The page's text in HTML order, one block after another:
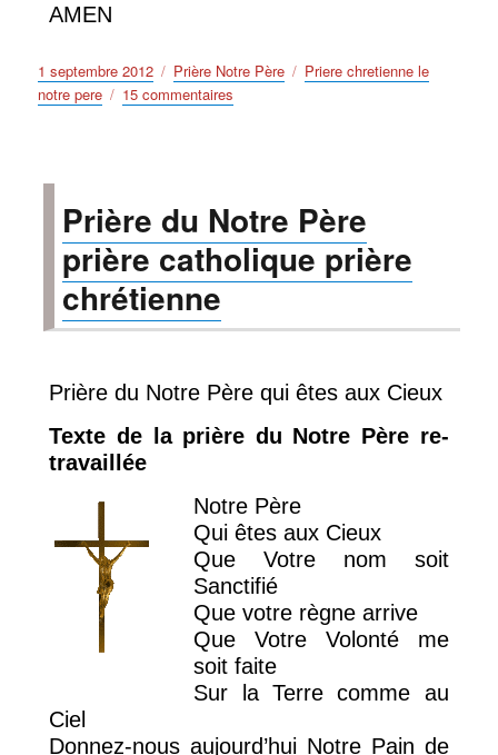
AMEN
Publié
le
1 septembre 2012 Catégories
Prière Notre Père Étiquettes
Priere chretienne le
notre pere
15 commentaires
pere
Prière du Notre Père
prière catholique prière
chrétienne
Prière du Notre Père qui êtes aux Cieux
Texte de la prière du Notre Père re-
travaillée
Notre Père
Qui êtes aux Cieux
Que Votre nom soit
Sanctifié
Que votre règne arrive
Que Votre Volonté me
soit faite
Sur la Terre comme au
Ciel
Donnez-nous aujourd’hui Notre Pain de